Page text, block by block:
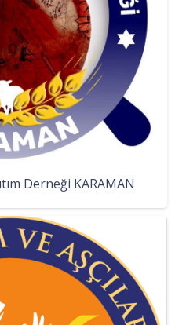
Derneği KARAMAN